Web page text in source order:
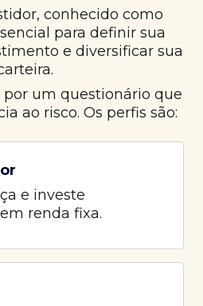
conhecido como
para definir sua
e diversificar sua
um questionário que
ao risco. Os perfis são:
e investe
renda fixa.